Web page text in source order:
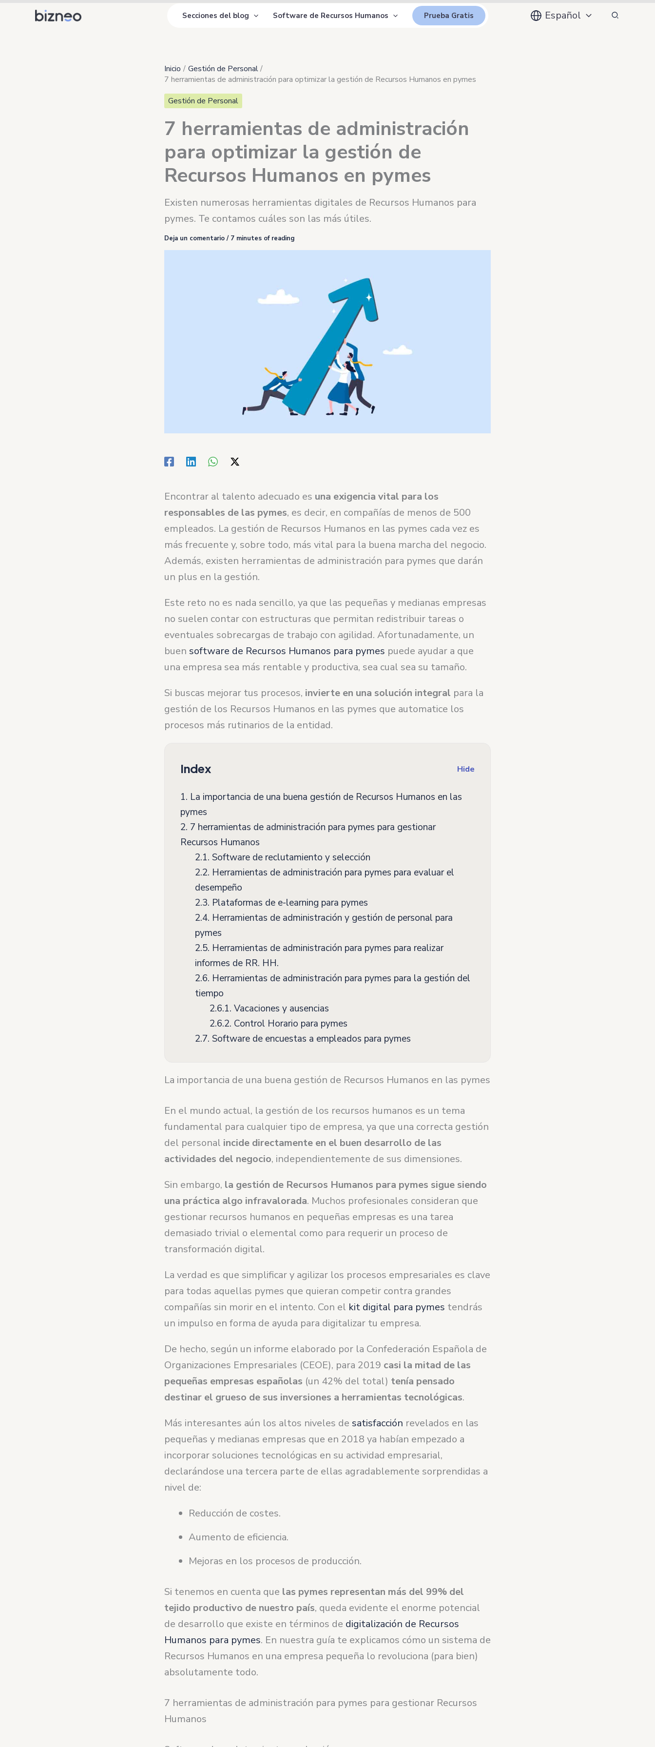
Secciones del blog Software de Recursos Humanos Prueba Gratis Español Buscar
Inicio
Gestión de Personal
7 herramientas de administración para optimizar la gestión de Recursos Humanos en pymes
Gestión de Personal
7 herramientas de administración
para optimizar la gestión de
Recursos Humanos en pymes
Existen numerosas herramientas digitales de Recursos Humanos para
pymes. Te contamos cuáles son las más útiles.
Deja un comentario / 7 minutes of reading
Encontrar al talento adecuado es una exigencia vital para los
responsables de las pymes, es decir, en compañías de menos de 500
empleados. La gestión de Recursos Humanos en las pymes cada vez es
más frecuente y, sobre todo, más vital para la buena marcha del negocio.
Además, existen herramientas de administración para pymes que darán
un plus en la gestión.
Este reto no es nada sencillo, ya que las pequeñas y medianas empresas
no suelen contar con estructuras que permitan redistribuir tareas o
eventuales sobrecargas de trabajo con agilidad. Afortunadamente, un
buen software de Recursos Humanos para pymes puede ayudar a que
una empresa sea más rentable y productiva, sea cual sea su tamaño.
Si buscas mejorar tus procesos, invierte en una solución integral para la
gestión de los Recursos Humanos en las pymes que automatice los
procesos más rutinarios de la entidad.
Index Hide
1. La importancia de una buena gestión de Recursos Humanos en las
pymes
2. 7 herramientas de administración para pymes para gestionar
Recursos Humanos
2.1. Software de reclutamiento y selección
2.2. Herramientas de administración para pymes para evaluar el
desempeño
2.3. Plataformas de e-learning para pymes
2.4. Herramientas de administración y gestión de personal para
pymes
2.5. Herramientas de administración para pymes para realizar
informes de RR. HH.
2.6. Herramientas de administración para pymes para la gestión del
tiempo
2.6.1. Vacaciones y ausencias
2.6.2. Control Horario para pymes
2.7. Software de encuestas a empleados para pymes
La importancia de una buena gestión de Recursos Humanos en las pymes
En el mundo actual, la gestión de los recursos humanos es un tema
fundamental para cualquier tipo de empresa, ya que una correcta gestión
del personal incide directamente en el buen desarrollo de las
actividades del negocio, independientemente de sus dimensiones.
Sin embargo, la gestión de Recursos Humanos para pymes sigue siendo
una práctica algo infravalorada. Muchos profesionales consideran que
gestionar recursos humanos en pequeñas empresas es una tarea
demasiado trivial o elemental como para requerir un proceso de
transformación digital.
La verdad es que simplificar y agilizar los procesos empresariales es clave
para todas aquellas pymes que quieran competir contra grandes
compañías sin morir en el intento. Con el kit digital para pymes tendrás
un impulso en forma de ayuda para digitalizar tu empresa.
De hecho, según un informe elaborado por la Confederación Española de
Organizaciones Empresariales (CEOE), para 2019 casi la mitad de las
pequeñas empresas españolas (un 42% del total) tenía pensado
destinar el grueso de sus inversiones a herramientas tecnológicas.
Más interesantes aún los altos niveles de satisfacción revelados en las
pequeñas y medianas empresas que en 2018 ya habían empezado a
incorporar soluciones tecnológicas en su actividad empresarial,
declarándose una tercera parte de ellas agradablemente sorprendidas a
nivel de:
Reducción de costes.
Aumento de eficiencia.
Mejoras en los procesos de producción.
Si tenemos en cuenta que las pymes representan más del 99% del
tejido productivo de nuestro país, queda evidente el enorme potencial
de desarrollo que existe en términos de digitalización de Recursos
Humanos para pymes. En nuestra guía te explicamos cómo un sistema de
Recursos Humanos en una empresa pequeña lo revoluciona (para bien)
absolutamente todo.
7 herramientas de administración para pymes para gestionar Recursos
Humanos